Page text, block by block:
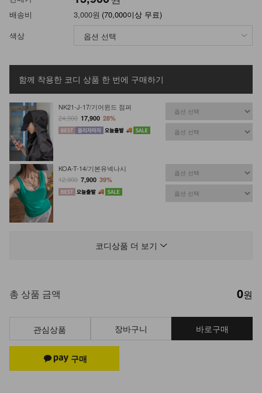
배송비 3,000원 (70,000이상 무료)
색상
함께 착용한 코디 상품 한 번에 구매하기
NK21-J-17/기어윈드 점퍼
24,900 17,900 28%
KOA-T-14/기본유넥나시
12,900 7,900 39%
15,900 43%
DM32-P-10/쿠모 데미지 데님 반바지
14,900
코디상품 더 보기
총 상품 금액 0원
관심상품 장바구니 바로구매